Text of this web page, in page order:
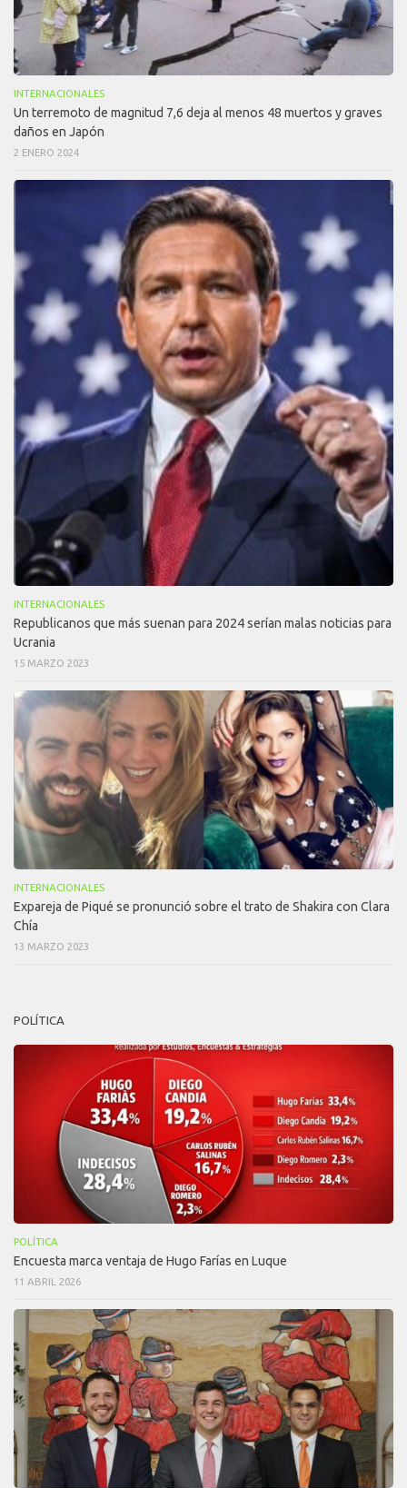
INTERNACIONALES
Un terremoto de magnitud 7,6 deja al menos 48 muertos y graves
daños en Japón
2 ENERO 2024
INTERNACIONALES
Republicanos que más suenan para 2024 serían malas noticias para
Ucrania
15 MARZO 2023
INTERNACIONALES
Expareja de Piqué se pronunció sobre el trato de Shakira con Clara
Chía
13 MARZO 2023
POLÍTICA
POLÍTICA
Encuesta marca ventaja de Hugo Farías en Luque
11 ABRIL 2026